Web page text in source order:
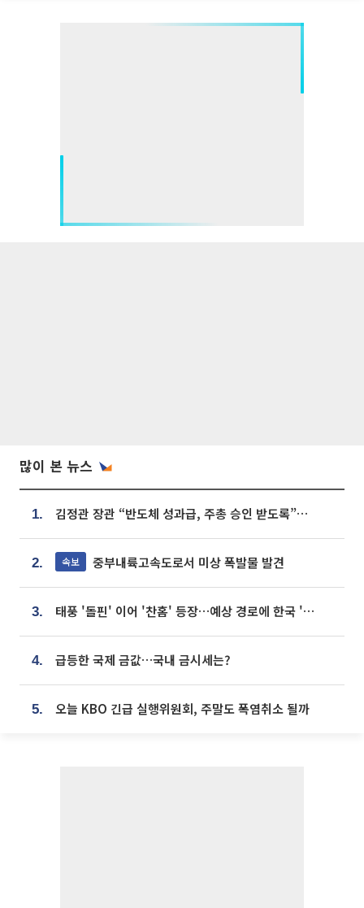
많이 본 뉴스
1. 김정관 장관 “반도체 성과급, 주총 승인 받도록”…상법·자본시장법 개정 시사
2. 속보 중부내륙고속도로서 미상 폭발물 발견
3. 태풍 '돌핀' 이어 '찬홈' 등장…예상 경로에 한국 '한숨'
4. 급등한 국제 금값…국내 금시세는?
5. 오늘 KBO 긴급 실행위원회, 주말도 폭염취소 될까